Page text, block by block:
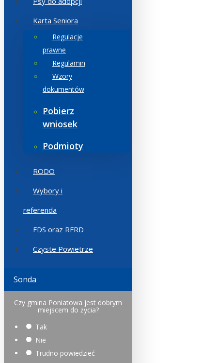
Karta Seniora
Regulacje
prawne
Regulamin
Wzory
dokumentów
Pobierz
wniosek
Podmioty
RODO
Wybory i
referenda
FDS oraz RFRD
Czyste Powietrze
Sonda
Czy gmina Poniatowa jest dobrym
miejscem do życia?
Tak
Nie
Trudno powiedzieć